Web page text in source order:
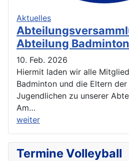
Termine Volleyball
Aktuelles
Abteilung Badminton
10. Feb. 2026
Hiermit laden wir alle
Badminton und die Eltern
Jugendlichen zu unserer
Am…
weiter